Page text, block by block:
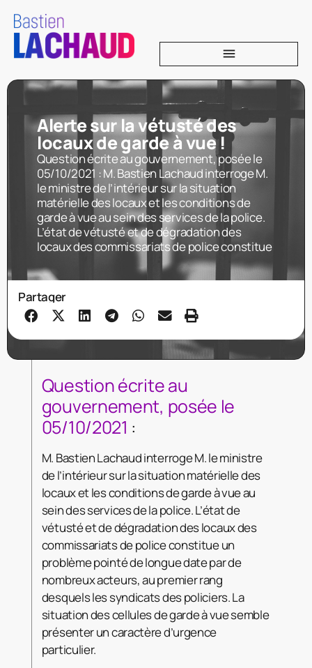
Alerte sur la vétusté des
locaux de garde à vue !
Question écrite au gouvernement, posée le
05/10/2021 : M. Bastien Lachaud interroge M.
le ministre de l’intérieur sur la situation
matérielle des locaux et les conditions de
garde à vue au sein des services de la police.
L’état de vétusté et de dégradation des
locaux des commissariats de police constitue
Partager
Question écrite au
gouvernement, posée le
05/10/2021 :
M. Bastien Lachaud interroge M. le ministre
de l’intérieur sur la situation matérielle des
locaux et les conditions de garde à vue au
sein des services de la police. L’état de
vétusté et de dégradation des locaux des
commissariats de police constitue un
problème pointé de longue date par de
nombreux acteurs, au premier rang
desquels les syndicats des policiers. La
situation des cellules de garde à vue semble
présenter un caractère d’urgence
particulier.